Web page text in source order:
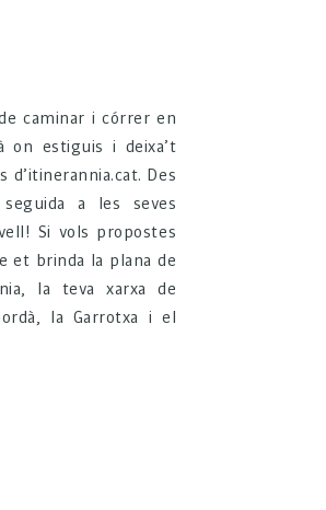
caminar i córrer en
on estiguis i deixa’t
Des
a les seves
Si vols propostes
et brinda la plana de
la teva xarxa de
la Garrotxa i el